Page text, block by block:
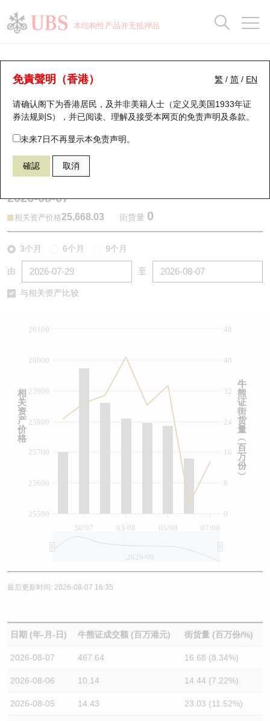
本结构性产品并无抵押品
繁 / 简 / EN
免責聲明（香港）
请确认阁下为香港居民，及并非美籍人士（定义见美国1933年证
券法规则S），并已阅读、理解及接受本网页的免责声明及条款。
未来7日不再显示本免责声明。
確認 取消
牛熊证分析仪
表现 街货统计 比较
67438 瑞银牛证 HSI 恒生指数
2026-08-07
相关资产价格25,668.03 街货量 0
3个月 6个月 9个月
由 至
与相关资产比较
30/07 03/08 05/08 07/08
0
8
16
24
32
40
48
25500
25600
25700
25800
25900
26000
26100
2026/08
牛
熊
证
街
货
量
︵
百
万
份
︶
相
关
资
产
价
格
最后更新时间: 2026-08-07 16:35
日期 (年-月-日) 牛熊证成交额 (百万港元) 街货量 (百万份/%)
2026-08-07 467.64 16.68 (8.34%)
2026-08-06 10.14 14.44 (7.22%)
2026-08-05 14.43 23.03 (11.52%)
瑞银认股证一览
新发行瑞银认股证
即将到期认股证
认股证到期结算价查找
认股证分析仪
认股证/牛熊证日志
街货统计
比较
牛熊全景快搜
牛熊证搜寻
牛熊证街货分布图
正股牛熊证列表
新发行瑞银牛熊证
牛熊证到期结算价查找
牛熊证文件及公告 (瑞信)
街货统计
比较
十大升幅/跌幅
十大认股证成交分布
十天股证占大市成交
资金流
街货统计
正股分析仪
二十大活跃股份
恒指成份股
国指成份股
科指成份股
中资ETFs溢价比较
收市竞价变化
持股比重
显示所有持股比重
每月轮证大市专题
轮证专栏
讲座及教育短片
认股证投资者教育
牛熊证投资者教育